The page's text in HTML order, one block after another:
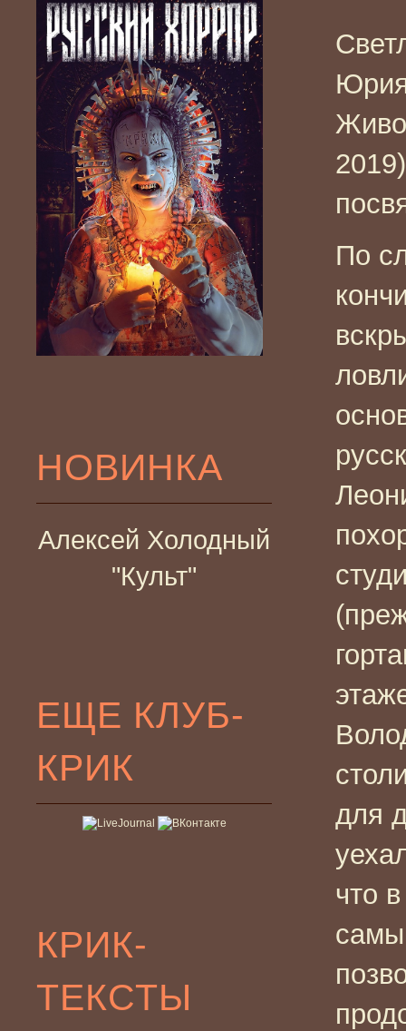
НОВИНКА
Алексей Холодный
"Культ"
ЕЩЕ КЛУБ-
КРИК
КРИК-
ТЕКСТЫ
2019)
По
для
что